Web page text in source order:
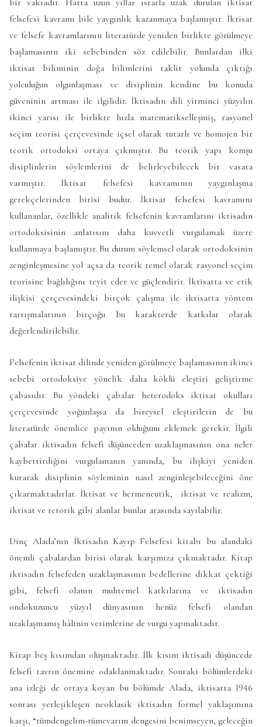
felsefesi kavramı bile yaygınlık kazanmaya başlamıştır. İktisat
ve felsefe kavramlarının literatürde yeniden birlikte görülmeye
başlamasının iki sebebinden söz edilebilir. Bunlardan ilki
iktisat biliminin doğa bilimlerini taklit yolunda çıktığı
yolculuğun olgunlaşması ve disiplinin kendine bu konuda
güveninin artması ile ilgilidir. İktisadın dili yirminci yüzyılın
ikinci yarısı ile birlikte hızla matematikselleşmiş, rasyonel
seçim teorisi çerçevesinde içsel olarak tutarlı ve homojen bir
teorik ortodoksi ortaya çıkmıştır. Bu teorik yapı komşu
disiplinlerin söylemlerini de belirleyebilecek bir vasata
varmıştır. İktisat felsefesi kavramının yaygınlaşma
gerekçelerinden birisi budur. İktisat felsefesi kavramını
kullananlar, özellikle analitik felsefenin kavramlarını iktisadın
ortodoksisinin anlatısını daha kuvvetli vurgulamak üzere
kullanmaya başlamıştır. Bu durum söylemsel olarak ortodoksinin
zenginleşmesine yol açsa da teorik temel olarak rasyonel seçim
teorisine bağlılığını teyit eder ve güçlendirir. İktisatta ve etik
ilişkisi çerçevesindeki birçok çalışma ile iktisatta yöntem
tartışmalarının birçoğu bu karakterde katkılar olarak
değerlendirilebilir.
Felsefenin iktisat dilinde yeniden görülmeye başlamasının ikinci
sebebi ortodoksiye yönelik daha köklü eleştiri geliştirme
çabasıdır. Bu yöndeki çabalar heterodoks iktisat okulları
çerçevesinde yoğunlaşsa da bireysel eleştirilerin de bu
literatürde önemlice payının olduğunu eklemek gerekir. İlgili
çabalar iktisadın felsefi düşünceden uzaklaşmasının ona neler
kaybettirdiğini vurgulamanın yanında, bu ilişkiyi yeniden
kurarak disiplinin söyleminin nasıl zenginleşebileceğini öne
çıkarmaktadırlar. İktisat ve hermeneutik, iktisat ve realizm,
iktisat ve retorik gibi alanlar bunlar arasında sayılabilir.
Dinç Alada’nın İktisadın Kayıp Felsefesi kitabı bu alandaki
önemli çabalardan birisi olarak karşımıza çıkmaktadır. Kitap
iktisadın felsefeden uzaklaşmasının bedellerine dikkat çektiği
gibi, felsefi olanın muhtemel katkılarına ve iktisadın
ondokuzuncu yüzyıl dünyasının henüz felsefi olandan
uzaklaşmamış hâlinin verimlerine de vurgu yapmaktadır.
Kitap beş kısımdan oluşmaktadır. İlk kısım iktisadi düşüncede
felsefi tavrın önemine odaklanmaktadır. Sonraki bölümlerdeki
ana izleği de ortaya koyan bu bölümde Alada, iktisatta 1946
sonrası yerleşikleşen neoklasik iktisadın formel yaklaşımına
karşı, “tümdengelim-tümevarım dengesini benimseyen, geleceğin